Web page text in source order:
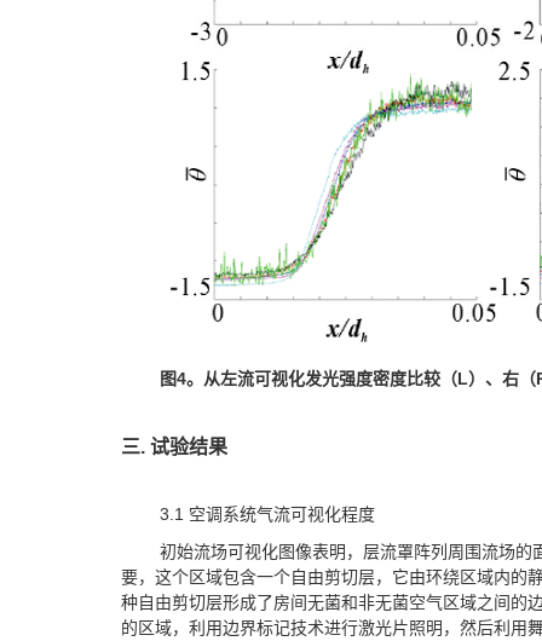
图4。从左流可视化发光强度密度比较（L）、右（
三. 试验结果
3.1 空调系统气流可视化程度
初始流场可视化图像表明，层流罩阵列周围流场的
要，这个区域包含一个自由剪切层，它由环绕区域内的
种自由剪切层形成了房间无菌和非无菌空气区域之间的
的区域，利用边界标记技术进行激光片照明，然后利用